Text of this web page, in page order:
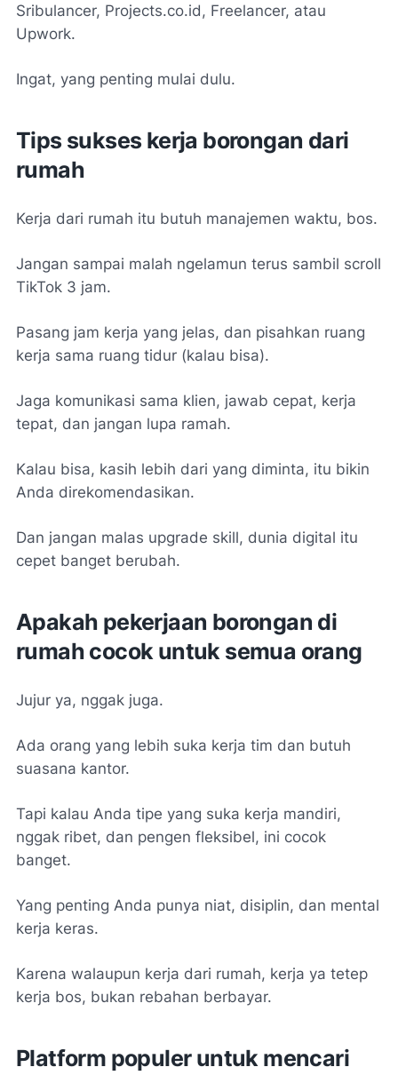
Sribulancer, Projects.co.id, Freelancer, atau
Upwork.
Ingat, yang penting mulai dulu.
Tips sukses kerja borongan dari
rumah
Kerja dari rumah itu butuh manajemen waktu, bos.
Jangan sampai malah ngelamun terus sambil scroll
TikTok 3 jam.
Pasang jam kerja yang jelas, dan pisahkan ruang
kerja sama ruang tidur (kalau bisa).
Jaga komunikasi sama klien, jawab cepat, kerja
tepat, dan jangan lupa ramah.
Kalau bisa, kasih lebih dari yang diminta, itu bikin
Anda direkomendasikan.
Dan jangan malas upgrade skill, dunia digital itu
cepet banget berubah.
Apakah pekerjaan borongan di
rumah cocok untuk semua orang
Jujur ya, nggak juga.
Ada orang yang lebih suka kerja tim dan butuh
suasana kantor.
Tapi kalau Anda tipe yang suka kerja mandiri,
nggak ribet, dan pengen fleksibel, ini cocok
banget.
Yang penting Anda punya niat, disiplin, dan mental
kerja keras.
Karena walaupun kerja dari rumah, kerja ya tetep
kerja bos, bukan rebahan berbayar.
Platform populer untuk mencari